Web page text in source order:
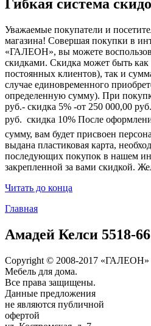
Гибкая система
Уважаемые покупатели и
магазина! Совершая покупки в
«ГАЛЕОН», вы можете
скидками. Скидка может быть как
постоянных клиентов), так и
случае единовременного
определенную сумму). При
руб.- скидка 5% -от 250 000,00
руб.  скидка 10% После
сумму, вам будет присвоен
выдана пластиковая карта,
последующих покупок в нашем
закрепленной за вами скидкой.
Читать до конца
Главная
Амадей Келси 5518-
Copyright © 2008-2017 «ГАЛЕОН»
Мебель для дома.
Все права защищены.
Данные предложения
не являются публичной
офертой